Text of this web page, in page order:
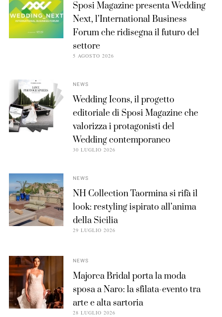
Sposi Magazine presenta Wedding
Next, l’International Business
Forum che ridisegna il futuro del
settore
5 AGOSTO 2026
NEWS
Wedding Icons, il progetto
editoriale di Sposi Magazine che
valorizza i protagonisti del
Wedding contemporaneo
30 LUGLIO 2026
NEWS
NH Collection Taormina si rifà il
look: restyling ispirato all’anima
della Sicilia
29 LUGLIO 2026
NEWS
Majorca Bridal porta la moda
sposa a Naro: la sfilata-evento tra
arte e alta sartoria
28 LUGLIO 2026